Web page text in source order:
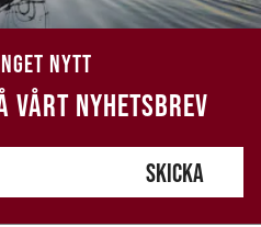
NYTT
VÅRT NYHETSBREV
SKICKA